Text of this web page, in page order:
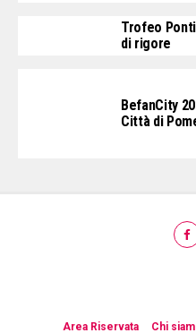
Trofeo
di rigore
BefanCity
Città di
Area Riservata Chi